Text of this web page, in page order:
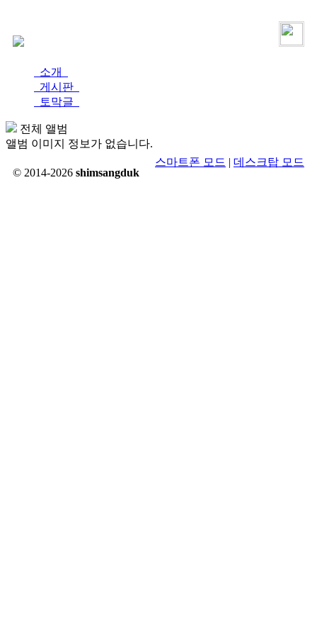
소개
게시판
토막글
전체 앨범
앨범 이미지 정보가 없습니다.
© 2014-2026 shimsangduk
스마트폰 모드 | 데스크탑 모드